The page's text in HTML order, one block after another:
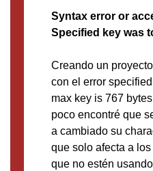
Syntax error or
Specified key was
Creando un
con el error
max key is 767
poco encontré que
a cambiado su
que solo afecta a
que no estén